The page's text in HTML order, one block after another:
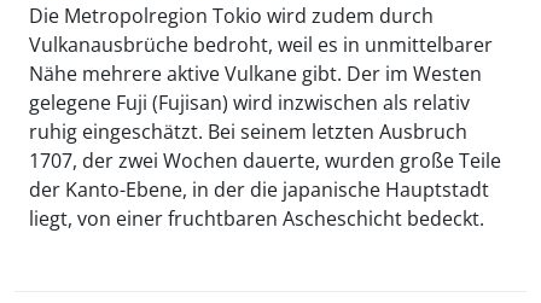
Die Metropolregion Tokio wird zudem durch
Vulkanausbrüche bedroht, weil es in unmittelbarer
Nähe mehrere aktive Vulkane gibt. Der im Westen
gelegene Fuji (Fujisan) wird inzwischen als relativ
ruhig eingeschätzt. Bei seinem letzten Ausbruch
1707, der zwei Wochen dauerte, wurden große Teile
der Kanto-Ebene, in der die japanische Hauptstadt
liegt, von einer fruchtbaren Ascheschicht bedeckt.